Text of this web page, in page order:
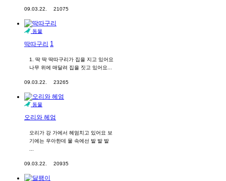
09.03.22. 21075
동물
딱따구리 1
1. 딱 딱 딱따구리가 집을 지고 있어요
나무 위에 매달려 집을 짓고 있어요...
09.03.22. 23265
동물
오리와 헤엄
오리가 강 가에서 헤엄치고 있어요 보
기에는 우아한데 물 속에선 발 발 발
09.03.22. 20935